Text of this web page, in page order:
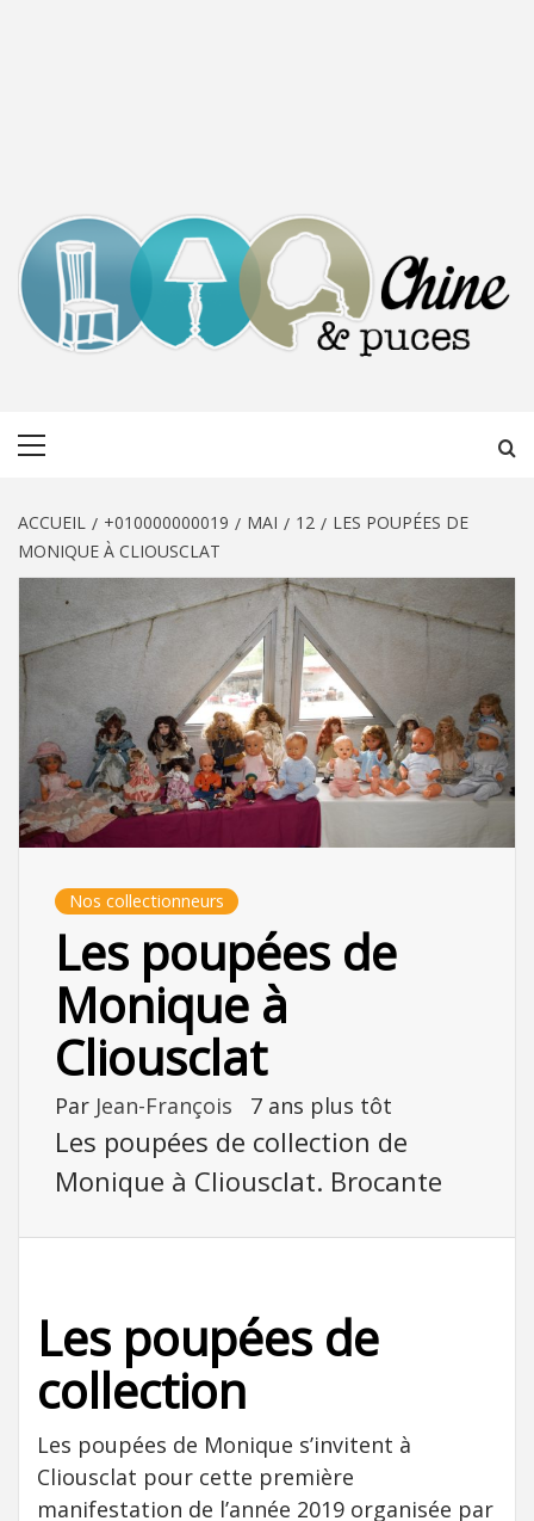
ACCUEIL +010000000019 MAI 12
LES POUPÉES DE
MONIQUE À CLIOUSCLAT
Nos collectionneurs
Les poupées de
Monique à
Cliousclat
Par Jean-François 7 ans plus tôt
Les poupées de collection de
Monique à Cliousclat. Brocante
Les poupées de
collection
Les poupées de Monique s’invitent à
Cliousclat pour cette première
manifestation de l’année 2019 organisée par